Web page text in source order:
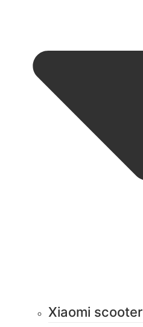
Xiaomi scooter